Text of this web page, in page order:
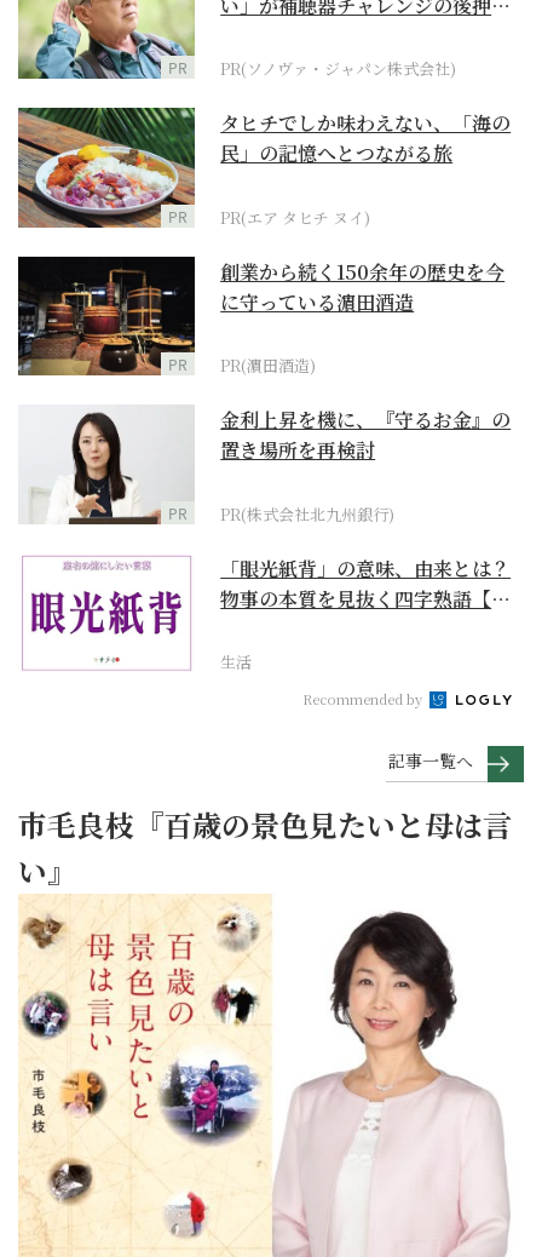
PR PR(ソノヴァ・ジャパン株式会社)
PR
タヒチでしか味わえない、「海の
民」の記憶へとつながる旅
PR(エア タヒチ ヌイ)
PR
創業から続く150余年の歴史を今
に守っている濵田酒造
PR(濵田酒造)
PR
金利上昇を機に、『守るお金』の
置き場所を再検討
PR(株式会社北九州銀行)
「眼光紙背」の意味、由来とは？
物事の本質を見抜く四字熟語【座
生活
Recommended by
記事一覧へ
市毛良枝『百歳の景色見たいと母は言
い』